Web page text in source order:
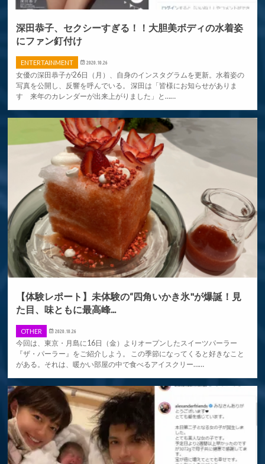
深田恭子、セクシーすぎる！！大胆美ボディの水着姿
にファン釘付け
ENTERTAINMENT 2020.10.26
女優の深田恭子が26日（月）、自身のインスタグラムを更新。水着姿の
写真を公開し、反響を呼んでいる。 深田は「皆様にお知らせがありま
す 来年のカレンダーが出来上がりました」と……
【体験レポート】未体験の“四角いかき氷"が爆誕！見
た目、味ともに最高峰...
OTHER 2020.10.26
今回は、東京・月島に16日（金）よりオープンしたスイーツパーラー
『ザ・パーラー』をご紹介しよう。 この季節になってくると好きなこと
がある。それは、暖かい部屋の中で食べるアイスクリー……